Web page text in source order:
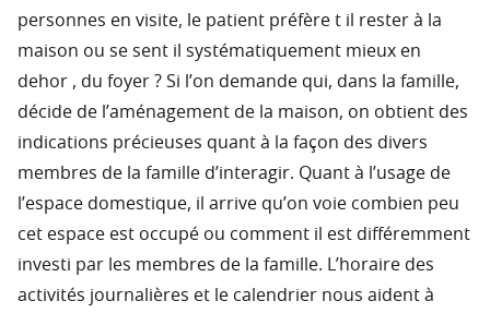
personnes en visite, le patient préfère t il rester à la
maison ou se sent il systématiquement mieux en
dehor , du foyer ? Si l’on demande qui, dans la famille,
décide de l’aménagement de la maison, on obtient des
indications précieuses quant à la façon des divers
membres de la famille d’interagir. Quant à l’usage de
l’espace domestique, il arrive qu’on voie combien peu
cet espace est occupé ou comment il est différemment
investi par les membres de la famille. L’horaire des
activités journalières et le calendrier nous aident à